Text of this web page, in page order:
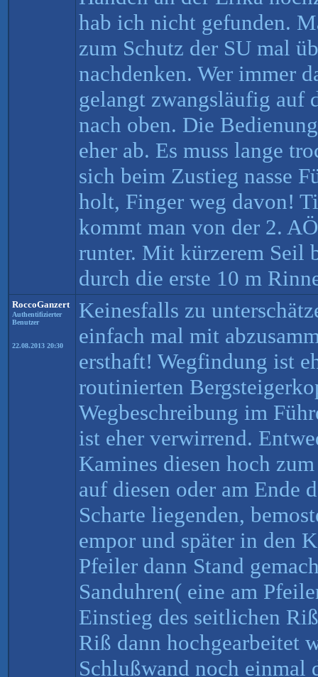
hab ich nicht gefunden.
zum Schutz der SU mal
nachdenken. Wer immer
gelangt zwangsläufig auf
nach oben. Die
eher ab. Es muss lange
sich beim Zustieg nasse
holt, Finger weg davon!
kommt man von der 2.
runter. Mit kürzerem Seil
durch die erste 10 m
RoccoGanzert
Authentifizierter
Benutzer
22.08.2013 20:30
Keinesfalls zu
einfach mal mit
ersthaft! Wegfindung ist
routinierten
Wegbeschreibung im
ist eher verwirrend.
Kamines diesen hoch
auf diesen oder am Ende
Scharte liegenden,
empor und später in den
Pfeiler dann Stand
Sanduhren( eine am
Einstieg des seitlichen
Riß dann hochgearbeitet
Schlußwand noch einmal